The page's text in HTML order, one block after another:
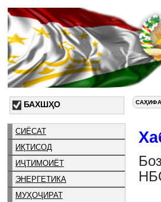
БАХШҲО
СИЁСАТ
ИҚТИСОД
ИҶТИМОИЁТ
ЭНЕРГЕТИКА
МУҲОҶИРАТ